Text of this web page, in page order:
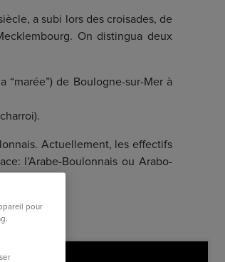
a subi lors des croisades, de
On distingua deux
“marée”) de Boulogne-sur-Mer à
Actuellement, les effectifs
l’Arabe-Boulonnais ou Arabo-
pour